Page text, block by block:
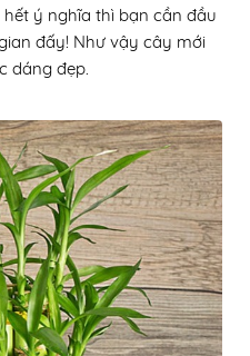
ý nghĩa thì bạn cần đầu
đấy! Như vậy cây mới
dáng đẹp.